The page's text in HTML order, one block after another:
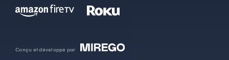
Conçu et développé par